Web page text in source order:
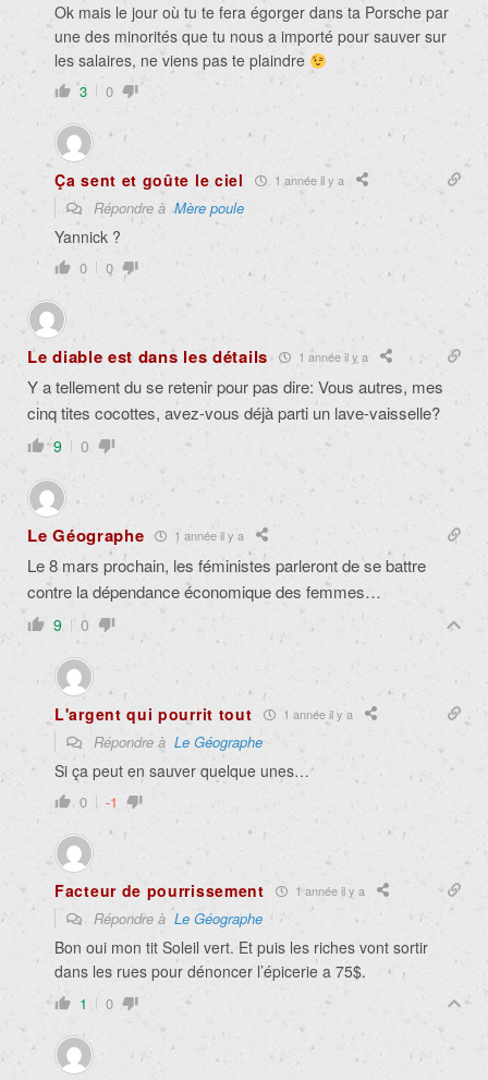
Ok mais le jour où tu te fera égorger dans ta Porsche par
une des minorités que tu nous a importé pour sauver sur
les salaires, ne viens pas te plaindre
3 0
Ça sent et goûte le ciel 1 année il y a
Répondre àMère poule
Yannick ?
0 0
Le diable est dans les détails 1 année il y a
Y a tellement du se retenir pour pas dire: Vous autres, mes
cinq tites cocottes, avez-vous déjà parti un lave-vaisselle?
9 0
Le Géographe 1 année il y a
Le 8 mars prochain, les féministes parleront de se battre
contre la dépendance économique des femmes…
9 0
L'argent qui pourrit tout 1 année il y a
Répondre à Le Géographe
Si ça peut en sauver quelque unes…
0 -1
Facteur de pourrissement 1 année il y a
Répondre à Le Géographe
Bon oui mon tit Soleil vert. Et puis les riches vont sortir
dans les rues pour dénoncer l’épicerie a 75$.
1 0